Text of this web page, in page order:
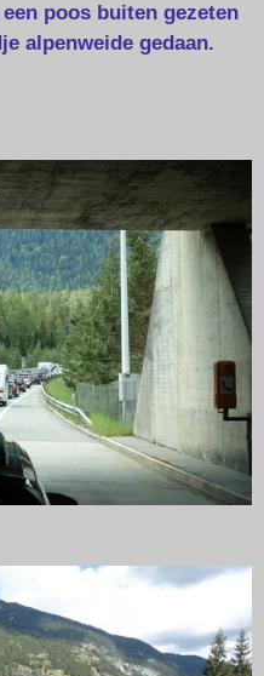
poos buiten gezeten
alpenweide gedaan.